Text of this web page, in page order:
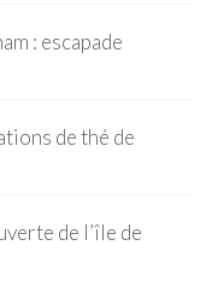
: escapade
de thé de
de l’île de